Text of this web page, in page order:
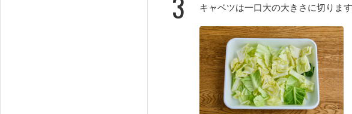
キャベツは一口大の大きさに切ります